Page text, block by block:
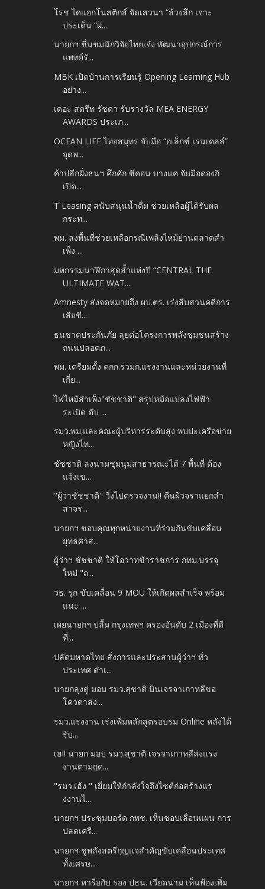
โรช ไดแอกโนสติกส์ จัดเสวนา “ล้วงลึก เจาะ
ประเด็น “ฝ...
นายกฯ ชื่นชมนักวิจัยไทยเจ๋ง พัฒนาอุปกรณ์การ
แพทย์รั...
MBK เปิดบ้านการเรียนรู้ Opening Learning Hub
อย่าง...
เดอะ สตรีท รัชดา รับรางวัล MEA ENERGY
AWARDS ประเภ...
OCEAN LIFE ไทยสมุทร จับมือ “อเล็กซ์ เรนเดลล์”
จุดพ...
ค้าปลีกฝั่งธนฯ คึกคัก ซีคอน บางแค จับมือดองกิ
เปิด...
T Leasing สนับสนุนน้ำดื่ม ช่วยเหลือผู้ได้รับผล
กระท...
พม. ลงพื้นที่ช่วยเหลือกรณีเพลิงไหม้ย่านตลาดสำ
เพ็ง ...
มหกรรมนาฬิกาสุดล้ำแห่งปี “CENTRAL THE
ULTIMATE WAT...
Amnesty ส่งจดหมายถึง ผบ.ตร. เร่งสืบสวนคดีการ
เสียชี...
ธนชาตประกันภัย ลุยต่อโครงการพลังชุมชนสร้าง
ถนนปลอดภ...
พม. เตรียมตั้ง คกก.ร่วมก.แรงงานและหน่วยงานที่
เกี่ย...
ไฟไหม้สำเพ็ง"ชัชชาติ" สรุปหม้อแปลงไฟฟ้า
ระเบิด ดับ ...
รมว.พม.และคณะผู้บริหารระดับสูง พบปะเครือข่าย
หญิงไท...
ชัชชาติ ลงนามชุมนุมสาธารณะได้ 7 พื้นที่ ต้อง
แจ้งเข...
"ผู้ว่าชัชชาติ" วิ่งไปตรวจงาน!! คืนผิวจราแยกลำ
สาจร...
นายกฯ ขอบคุณทุกหน่วยงานที่ร่วมกันขับเคลื่อน
ยุทธศาส...
ผู้ว่าฯ ชัชชาติ ให้โอวาทข้าราชการ กทม.บรรจุ
ใหม่ "ถ...
วธ. รุก ขับเคลื่อน 9 MOU ให้เกิดผลสำเร็จ พร้อม
แนะ ...
เผยนายกฯ ปลื้ม กรุงเทพฯ ครองอันดับ 2 เมืองที่ดี
ที่...
ปลัดมหาดไทย สั่งการและประสานผู้ว่าฯ ทั่ว
ประเทศ ดำเ...
นายกลุงตู่ มอบ รมว.สุชาติ บินเจรจาเกาหลีขอ
โควตาส่ง...
รมว.แรงงาน เร่งเพิ่มหลักสูตรอบรม Online หลังได้
รับ...
เฮ!! นายก มอบ รมว.สุชาติ เจรจาเกาหลีส่งแรง
งานตามฤด...
"รมว.เฮ้ง " เยี่ยมให้กำลังใจถึงไซต์ก่อสร้างแร
งงานไ...
นายกฯ ประชุมบอร์ด กพช. เห็นชอบเลื่อนแผน การ
ปลดเครื...
นายกฯ ชูพลังสตรีกุญแจสำคัญขับเคลื่อนประเทศ
ทั้งเศรษ...
นายกฯ หารือกับ รอง ปธน. เวียดนาม เห็นพ้องเพิ่ม